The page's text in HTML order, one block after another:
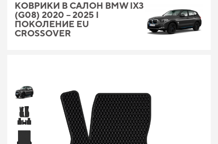
КОВРИКИ В САЛОН BMW IX3
(G08) 2020 – 2025 I
ПОКОЛЕНИЕ EU
CROSSOVER